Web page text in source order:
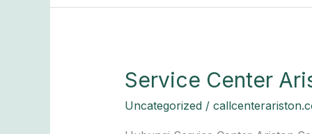
Service Center
Uncategorized/
Service
Center
Ariston